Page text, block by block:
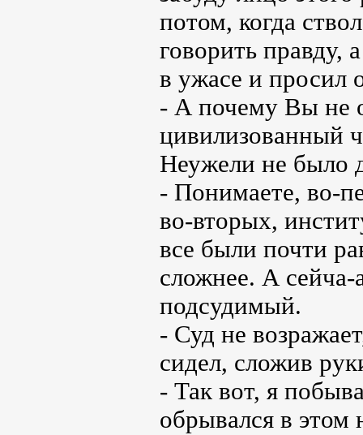
потом, когда
говорить правду,
в ужасе и просил
- А почему Вы не
цивилизованный
Неужели не было
- Понимаете, во-
во-вторых,
все были почти
сложнее. А
подсудимый.
- Суд не
сидел, сложив
- Так вот, я
обрывался в этом